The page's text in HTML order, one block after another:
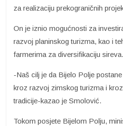
za realizaciju prekograničnih
On je iznio mogućnosti za
razvoj planinskog turizma, kao i
farmerima za diversifikaciju sireva.
-Naš cilj je da Bijelo Polje
kroz razvoj zimskog turizma i
tradicije-kazao je Smolović.
Tokom posjete Bijelom Polju,